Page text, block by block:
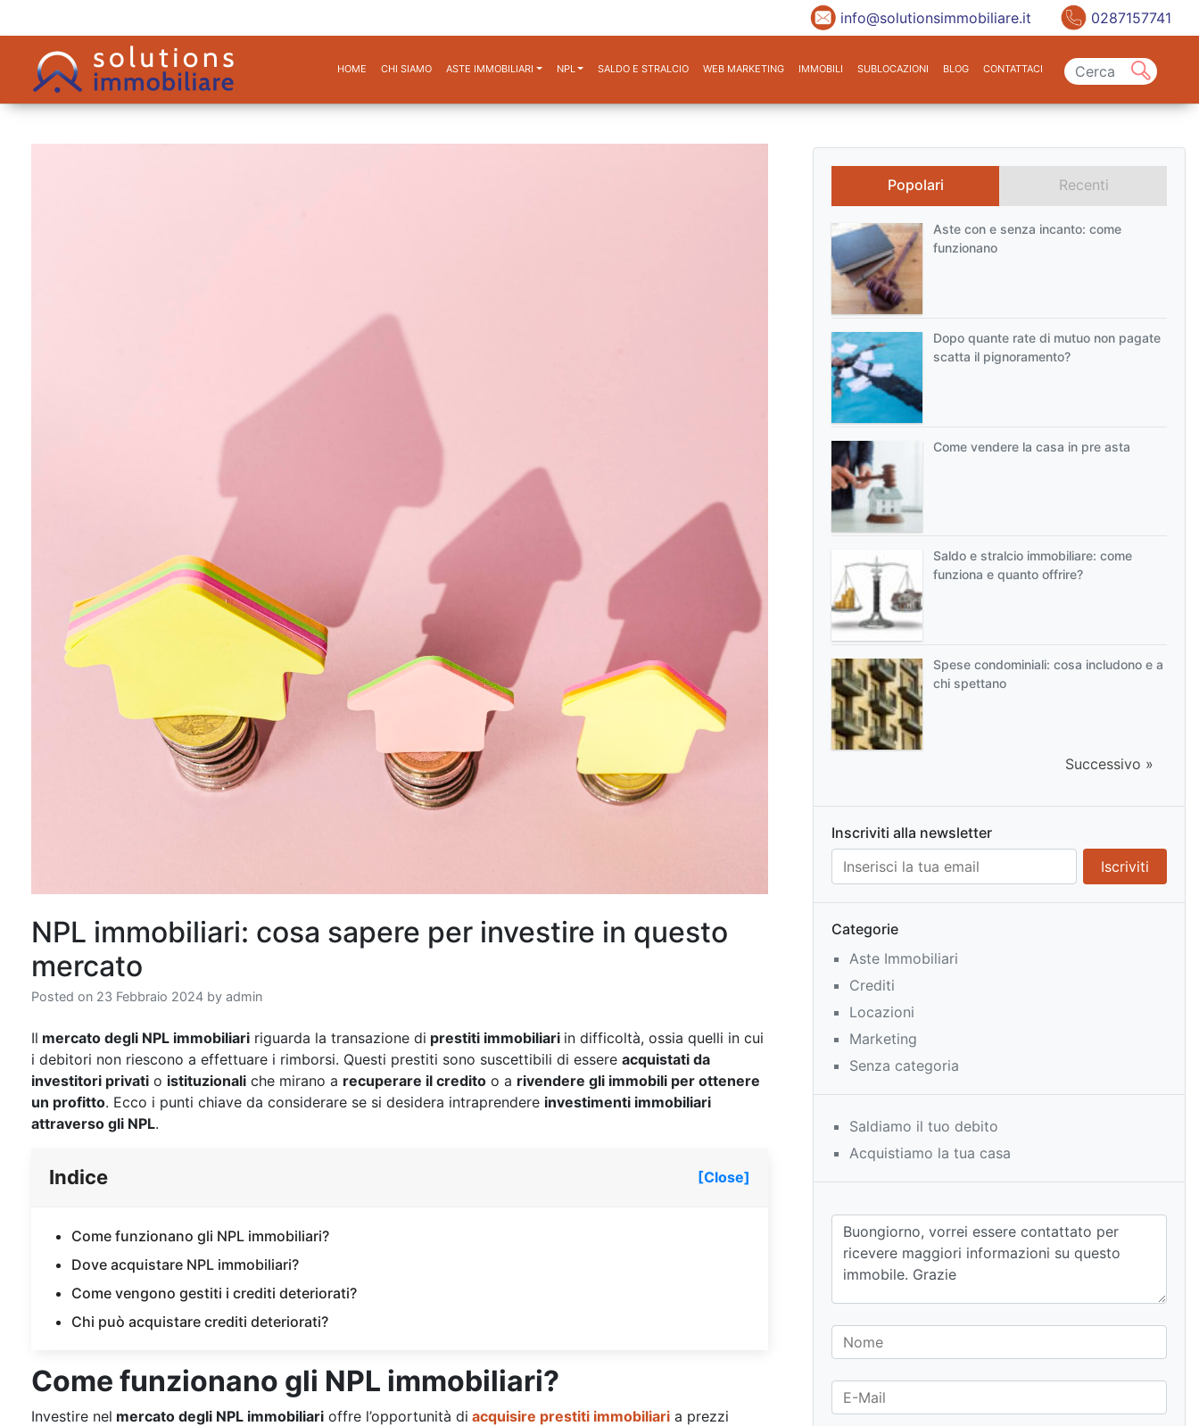
info@solutionsimmobiliare.it 0287157741
HOME CHI SIAMO ASTE IMMOBILIARI NPL SALDO E STRALCIO WEB MARKETING IMMOBILI SUBLOCAZIONI BLOG CONTATTACI
NPL immobiliari: cosa sapere per investire in questo
mercato
Posted on 23 Febbraio 2024 by admin
Il mercato degli NPL immobiliari riguarda la transazione di prestiti immobiliari in difficoltà, ossia quelli in cui
i debitori non riescono a effettuare i rimborsi. Questi prestiti sono suscettibili di essere acquistati da
investitori privati o istituzionali che mirano a recuperare il credito o a rivendere gli immobili per ottenere
un profitto. Ecco i punti chiave da considerare se si desidera intraprendere investimenti immobiliari
attraverso gli NPL.
Indice [Close]
Come funzionano gli NPL immobiliari?
Dove acquistare NPL immobiliari?
Come vengono gestiti i crediti deteriorati?
Chi può acquistare crediti deteriorati?
Come funzionano gli NPL immobiliari?
Investire nel mercato degli NPL immobiliari offre l’opportunità di acquisire prestiti immobiliari a prezzi
Popolari Recenti
Aste con e senza incanto: come
funzionano
Dopo quante rate di mutuo non pagate
scatta il pignoramento?
Come vendere la casa in pre asta
Saldo e stralcio immobiliare: come
funziona e quanto offrire?
Spese condominiali: cosa includono e a
chi spettano
Successivo »
Inscriviti alla newsletter
Categorie
Aste Immobiliari
Crediti
Locazioni
Marketing
Senza categoria
Saldiamo il tuo debito
Acquistiamo la tua casa